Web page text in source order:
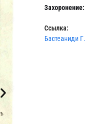
Захоронение:
Ссылка:
Бастеаниди